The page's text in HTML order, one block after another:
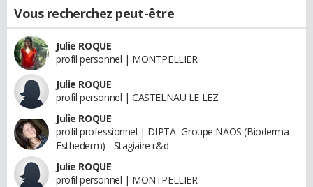
Vous recherchez peut-être
Julie ROQUE
profil personnel | MONTPELLIER
Julie ROQUE
profil personnel | CASTELNAU LE LEZ
Julie ROQUE
profil professionnel | DIPTA- Groupe NAOS (Bioderma-
Esthederm) - Stagiaire r&d
Julie ROQUE
profil personnel | MONTPELLIER